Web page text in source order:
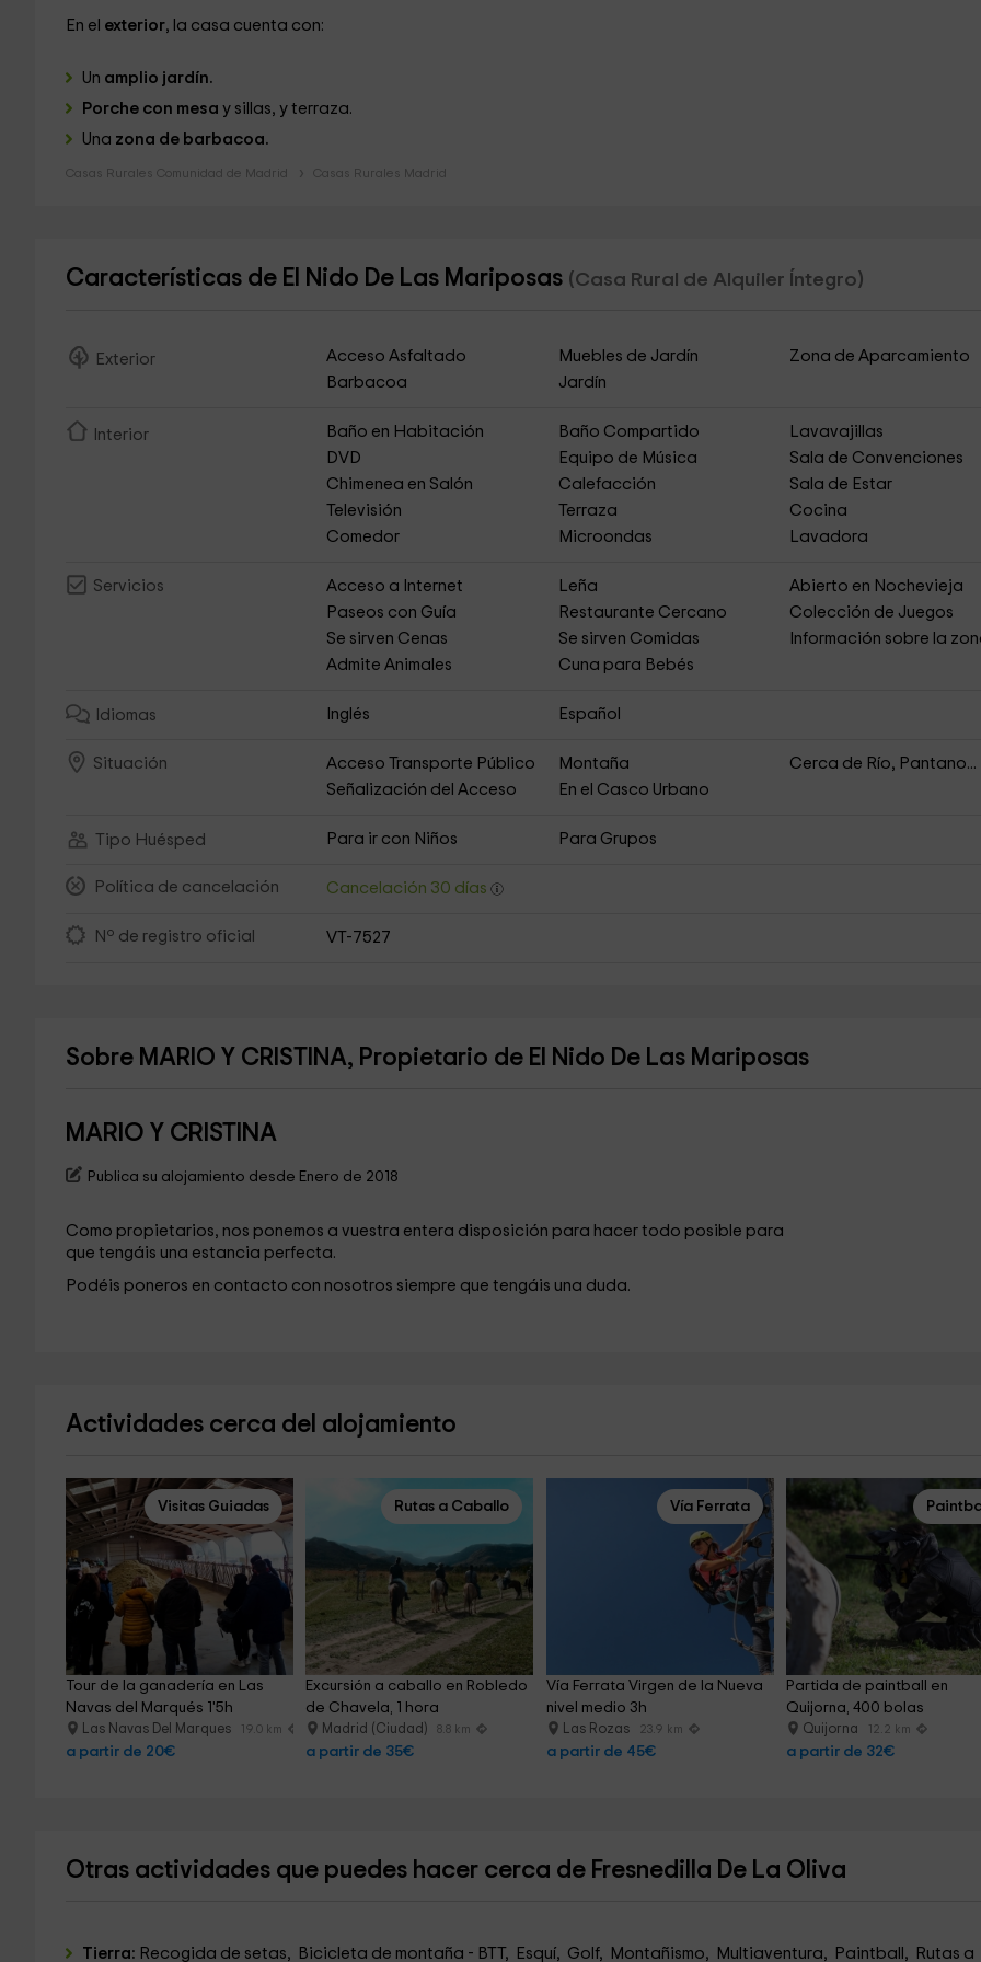
En el exterior, la casa cuenta con:
Un amplio jardín.
Porche con mesa y sillas, y terraza.
Una zona de barbacoa.
Casas Rurales Comunidad de Madrid Casas Rurales Madrid
Características de El Nido De Las Mariposas (Casa Rural de Alquiler Íntegro)
Exterior Acceso Asfaltado Muebles de Jardín
Zona de Aparcamiento
Barbacoa
Jardín
Interior Baño en Habitación Baño Compartido
Lavavajillas
DVD
Equipo de Música
Sala de Convenciones
Chimenea en Salón
Calefacción
Sala de Estar
Televisión
Terraza
Cocina
Comedor
Microondas Lavadora
Servicios Acceso a Internet Leña
Abierto en Nochevieja
Paseos con Guía
Restaurante Cercano
Colección de Juegos
Se sirven Cenas
Se sirven Comidas
Información sobre la
Admite Animales
Cuna para Bebés
Idiomas Inglés Español
Situación Acceso Transporte Público Montaña
Cerca de Río, Pantano...
Señalización del Acceso
En el Casco Urbano
Tipo Huésped Para ir con Niños Para Grupos
Política de cancelación Cancelación 30 días
Nº de registro oficial VT-7527
Sobre MARIO Y CRISTINA, Propietario de El Nido De Las Mariposas
MARIO Y CRISTINA
Publica su alojamiento desde Enero de 2018
Como propietarios, nos ponemos a vuestra entera disposición para hacer todo posible para
que tengáis una estancia perfecta.
Podéis poneros en contacto con nosotros siempre que tengáis una duda.
Actividades cerca del alojamiento
Visitas Guiadas
Tour de la ganadería en Las
Navas del Marqués 1'5h
Las Navas Del Marques 19.0 km
a partir de 20€
Rutas a Caballo
Excursión a caballo en Robledo
de Chavela, 1 hora
Madrid (Ciudad) 8.8 km
a partir de 35€
Vía Ferrata
Vía Ferrata Virgen de la Nueva
nivel medio 3h
Las Rozas 23.9 km
a partir de 45€
Partida de paintball en
Quijorna, 400 bolas
Quijorna 12.2 km
a partir de 32€
Otras actividades que puedes hacer cerca de Fresnedilla De La Oliva
Tierra: Recogida de setas, Bicicleta de montaña - BTT, Esquí, Golf, Montañismo, Multiaventura, Paintball, Rutas a